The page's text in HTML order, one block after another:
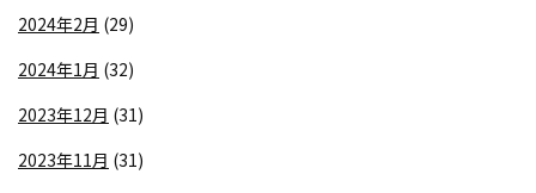
2024年2月 (29)
2024年1月 (32)
2023年12月 (31)
2023年11月 (31)